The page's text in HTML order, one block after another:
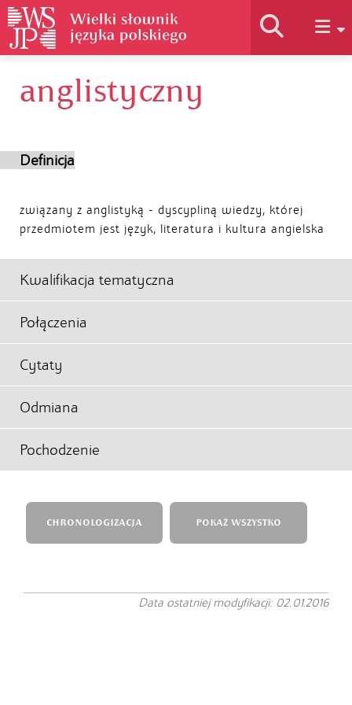
Historia słownika
anglistyczny
Definicja
związany z anglistyką - dyscypliną wiedzy, której
przedmiotem jest język, literatura i kultura angielska
Kwalifikacja tematyczna
Połączenia
Cytaty
Odmiana
Pochodzenie
CHRONOLOGIZACJA POKAŻ WSZYSTKO
Data ostatniej modyfikacji: 02.01.2016